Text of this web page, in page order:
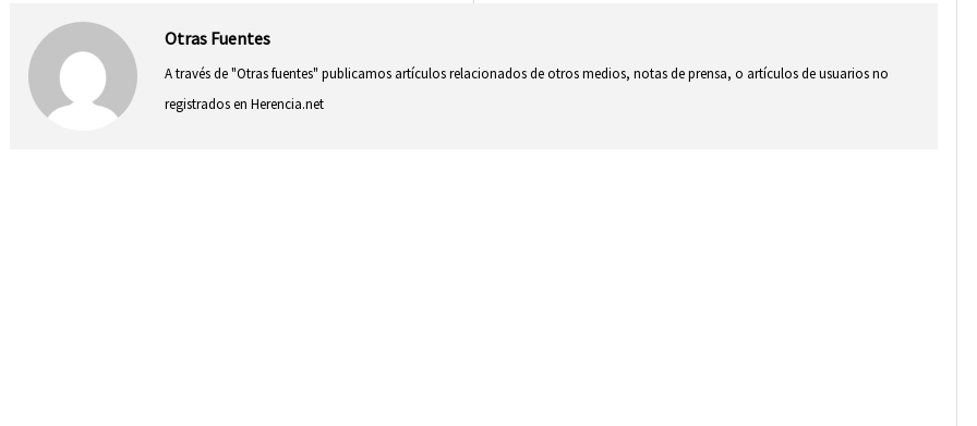
Otras Fuentes
A través de "Otras fuentes" publicamos artículos relacionados de otros medios, notas de prensa, o artículos de usuarios no
registrados en Herencia.net